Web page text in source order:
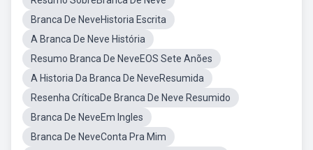
Branca De NeveHistoria Escrita
A Branca De Neve História
Resumo Branca De NeveEOS Sete Anões
A Historia Da Branca De NeveResumida
Resenha CríticaDe Branca De Neve Resumido
Branca De NeveEm Ingles
Branca De NeveConta Pra Mim